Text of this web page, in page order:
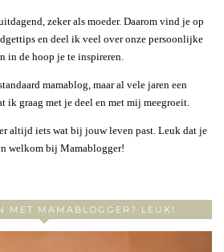
zeker als moeder. Daarom vind je op
en deel ik veel over onze persoonlijke
in de hoop je te inspireren.
mamablog, maar al vele jaren een
ik graag met je deel en met mij meegroeit.
altijd iets wat bij jouw leven past. Leuk dat je
welkom bij Mamablogger!
MET MAMABLOGGER? LEUK!